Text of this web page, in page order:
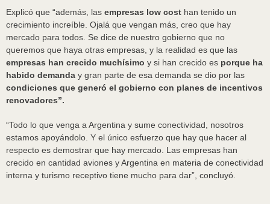
Explicó que “además, las empresas low cost han tenido un
crecimiento increíble. Ojalá que vengan más, creo que hay
mercado para todos. Se dice de nuestro gobierno que no
queremos que haya otras empresas, y la realidad es que las
empresas han crecido muchísimo y si han crecido es porque ha
habido demanda y gran parte de esa demanda se dio por las
condiciones que generó el gobierno con planes de incentivos
renovadores”.
“Todo lo que venga a Argentina y sume conectividad, nosotros
estamos apoyándolo. Y el único esfuerzo que hay que hacer al
respecto es demostrar que hay mercado. Las empresas han
crecido en cantidad aviones y Argentina en materia de conectividad
interna y turismo receptivo tiene mucho para dar”, concluyó.